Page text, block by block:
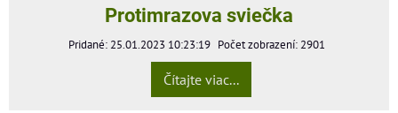
Protimrazova sviečka
Pridané: 25.01.2023 10:23:19 Počet zobrazení: 2901
Čítajte viac...